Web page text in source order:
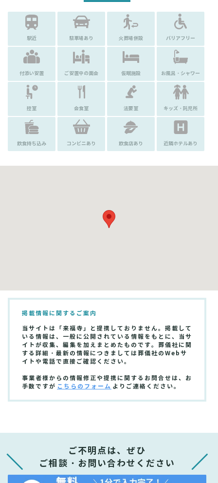
駅近 駐車場あり 火葬場併設 バリアフリー
付添い安置 ご安置中の面会 仮眠施設 お風呂・シャワー
控室 会食室 法要室 キッズ・託児所
飲食持ち込み コンビニあり 飲食店あり 近隣ホテルあり
掲載情報に関するご案内
当サイトは「来福寺」と提携しておりません。掲載して
いる情報は、一般に公開されている情報をもとに、当サ
イトが収集、編集を加えまとめたものです。葬儀社に関
する詳細・最新の情報につきましては葬儀社のWebサ
イトや電話で直接ご確認ください。
事業者様からの情報修正や提携に関するお問合せは、お
手数ですが こちらのフォーム よりご連絡ください。
ご不明点は、ぜひ
ご相談・お問い合わせください